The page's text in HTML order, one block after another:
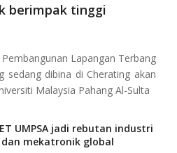
berimpak tinggi
Lapangan Terbang
sedang dibina di Cherating akan
Malaysia Pahang Al-Sulta
UMPSA jadi rebutan industri
mekatronik global